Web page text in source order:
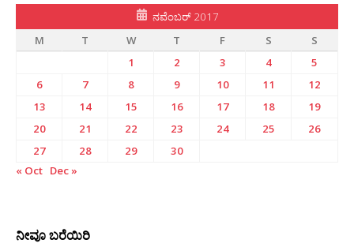
ನವೆಂಬರ್ 2017
M
T W T F S
S
1
2 3 4
5
6
7 8 9 10 11
12
13
14 15 16 17 18
19
20
21 22 23 24 25
26
27
28 29
30
« Oct Dec »
ನೀವೂ ಬರೆಯಿರಿ